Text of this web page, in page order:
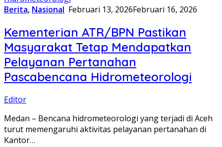
Berita, Nasional Februari 13, 2026Februari 16, 2026
Kementerian ATR/BPN Pastikan
Masyarakat Tetap Mendapatkan
Pelayanan Pertanahan
Pascabencana Hidrometeorologi
Editor
​Medan – Bencana hidrometeorologi yang terjadi di Aceh
turut memengaruhi aktivitas pelayanan pertanahan di
Kantor…